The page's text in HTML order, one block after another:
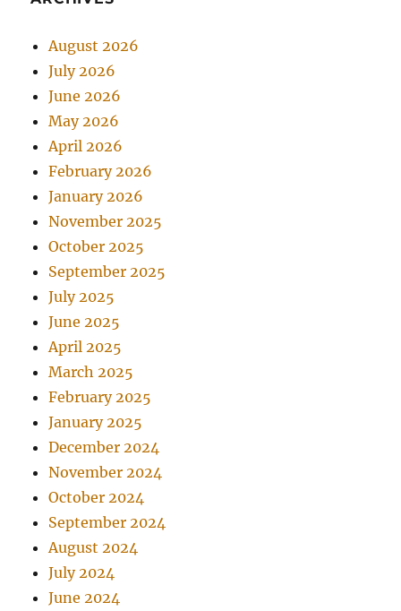
August 2026
July 2026
June 2026
May 2026
April 2026
February 2026
January 2026
November 2025
October 2025
September 2025
July 2025
June 2025
April 2025
March 2025
February 2025
January 2025
December 2024
November 2024
October 2024
September 2024
August 2024
July 2024
June 2024